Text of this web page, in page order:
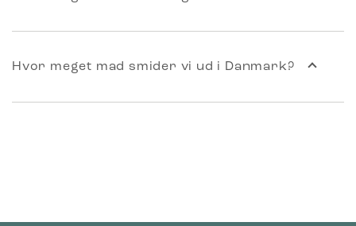
Hvor meget mad smider vi ud i Danmark?